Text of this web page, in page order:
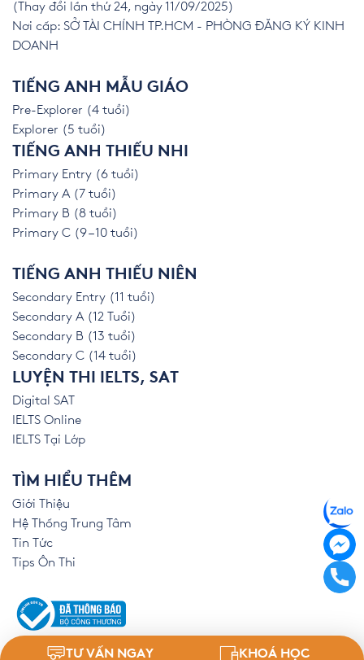
TƯ VẤN NGAY KHOÁ HỌC
(Thay đổi lần thứ 24, ngày 11/09/2025)
Nơi cấp: SỞ TÀI CHÍNH TP.HCM - PHÒNG ĐĂNG KÝ KINH
DOANH
TIẾNG ANH MẪU GIÁO
Pre-Explorer (4 tuổi)
Explorer (5 tuổi)
TIẾNG ANH THIẾU NHI
Primary Entry (6 tuổi)
Primary A (7 tuổi)
Primary B (8 tuổi)
Primary C (9 – 10 tuổi)
TIẾNG ANH THIẾU NIÊN
Secondary Entry (11 tuổi)
Secondary A (12 Tuổi)
Secondary B (13 tuổi)
Secondary C (14 tuổi)
LUYỆN THI IELTS, SAT
Digital SAT
IELTS Online
IELTS Tại Lớp
TÌM HIỂU THÊM
Giới Thiệu
Hệ Thống Trung Tâm
Tin Tức
Tips Ôn Thi